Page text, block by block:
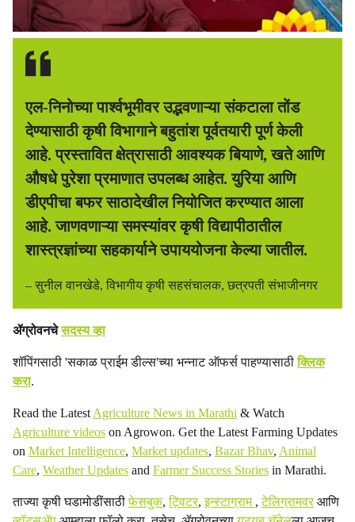
एल-निनोच्या पार्श्वभूमीवर उद्भवणाऱ्या संकटाला तोंड
देण्यासाठी कृषी विभागाने बहुतांश पूर्वतयारी पूर्ण केली
आहे. प्रस्तावित क्षेत्रासाठी आवश्यक बियाणे, खते आणि
औषधे पुरेशा प्रमाणात उपलब्ध आहेत. युरिया आणि
डीएपीचा बफर साठादेखील नियोजित करण्यात आला
आहे. जाणवणाऱ्या समस्यांवर कृषी विद्यापीठातील
शास्त्रज्ञांच्या सहकार्याने उपाययोजना केल्या जातील.
– सुनील वानखेडे, विभागीय कृषी सहसंचालक, छत्रपती संभाजीनगर
ॲग्रोवनचेसदस्य व्हा
शॉपिंगसाठी 'सकाळ प्राईम डील्स'च्या भन्नाट ऑफर्स पाहण्यासाठीक्लिक
करा.
Read the Latest Agriculture News in Marathi & Watch
Agriculture videos on Agrowon. Get the Latest Farming Updates
on Market Intelligence, Market updates, Bazar Bhav, Animal
Care, Weather Updates and Farmer Success Stories in Marathi.
ताज्या कृषी घडामोडींसाठीफेसबुक,ट्विटर,इन्स्टाग्राम ,टेलिग्रामवरआणि